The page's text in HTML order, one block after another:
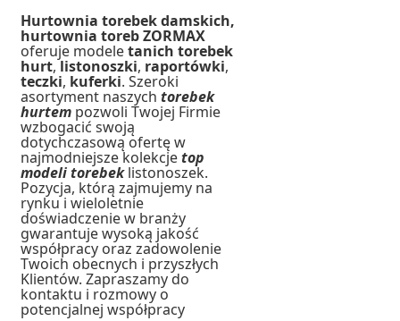
Hurtownia torebek damskich,
hurtownia toreb ZORMAX
oferuje modeletanich torebek
hurt,listonoszki, raportówki,
teczki, kuferki. Szeroki
asortyment naszychtorebek
hurtem pozwoli Twojej Firmie
wzbogacić swoją
dotychczasową ofertę w
najmodniejsze kolekcjetop
modeli torebeklistonoszek.
Pozycja, którą zajmujemy na
rynku i wieloletnie
doświadczenie w branży
gwarantuje wysoką jakość
współpracy oraz zadowolenie
Twoich obecnych i przyszłych
Klientów. Zapraszamy do
kontaktu i rozmowy o
potencjalnej współpracy